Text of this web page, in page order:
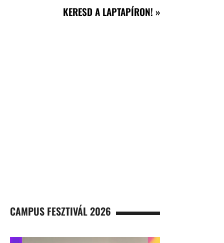
KERESD A LAPTAPÍRON! »
CAMPUS FESZTIVÁL 2026